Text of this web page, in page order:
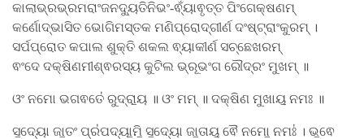
କାଲାଭ୍ରଭ୍ରମରାଂଜନଦ୍ୟୁତିନିଭଂ-ଵ୍ୟାଁଵୃତ୍ତ ପିଂଗେକ୍ଷଣମ୍
କର୍ଣୋଦ୍ଭାସିତ ଭୋଗିମସ୍ତକ ମଣିପ୍ରୋଦ୍ଗୀର୍ଣ ଦଂଷ୍ଟ୍ରାଂକୁରମ୍ ।
ସର୍ପପ୍ରୋତ କପାଲ ଶୁକ୍ତି ଶକଲ ଵ୍ୟାକୀର୍ଣ ସଚ୍ଛେଖରମ୍
ଵଂଦେ ଦକ୍ଷିଣମୀଶ୍ଵରସ୍ୟ କୁଟିଲ ଭ୍ରୂଭଂଗ ରୌଦ୍ରଂ ମୁଖମ୍ ॥
ଓଂ ନମୋ ଭଗଵତେ॑ ରୁଦ୍ରା॒ୟ ॥ ଓଂ ମମ୍ ॥ ଦକ୍ଷିଣ ମୁଖାୟ॒ ନମଃ ॥
ସ॒ଦ୍ୟୋ ଜା॒ତଂ ପ୍ର॑ପଦ୍ୟା॒ମି॒ ସ॒ଦ୍ୟୋ ଜା॒ତାୟ॒ ଵୈ ନମୋ॒ ନମଃ॑ । ଭ॒ଵେ